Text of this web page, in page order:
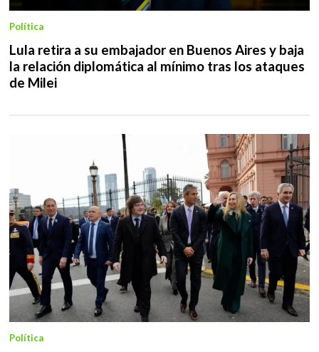
Lula retira a su embajador en Buenos Aires y baja
la relación diplomática al mínimo tras los ataques
de Milei
Política
Política